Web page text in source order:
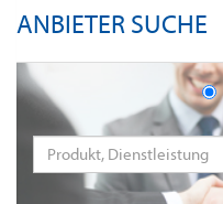
ANBIETER SUCHE